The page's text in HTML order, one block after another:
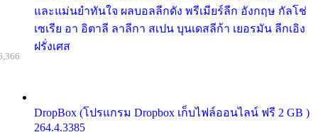
และแม่นยำทันใจ ผลบอลลีกดัง พรีเมียร์ลีก อังกฤษ กัลโช่
เซเรีย อา อิตาลี ลาลีกา สเปน บุนเดสลีก้า เยอรมัน ลีกเอิง
ฝรั่งเศส
DropBox (โปรแกรม Dropbox เก็บไฟล์ออนไลน์ ฟรี 2 GB )
264.4.3385